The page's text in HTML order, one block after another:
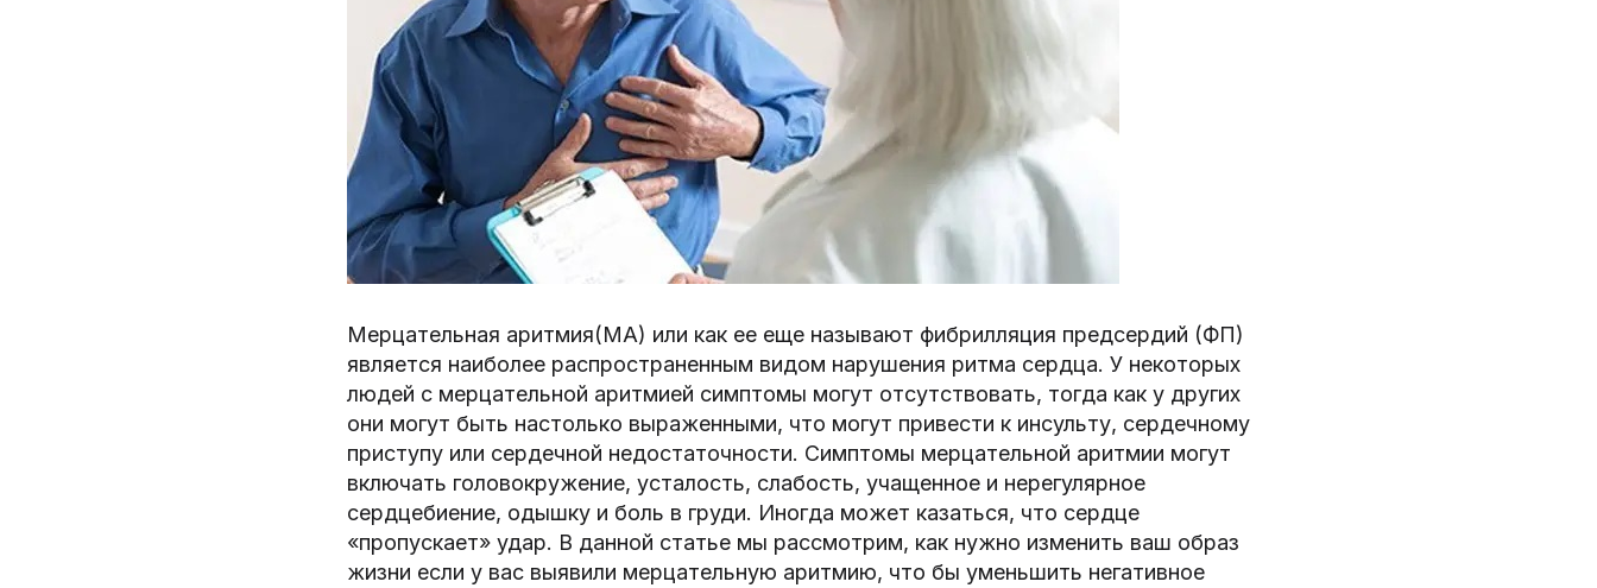
Мерцательная аритмия(МА) или как ее еще называют фибрилляция предсердий (ФП)
является наиболее распространенным видом нарушения ритма сердца. У некоторых
людей с мерцательной аритмией симптомы могут отсутствовать, тогда как у других
они могут быть настолько выраженными, что могут привести к инсульту, сердечному
приступу или сердечной недостаточности. Симптомы мерцательной аритмии могут
включать головокружение, усталость, слабость, учащенное и нерегулярное
сердцебиение, одышку и боль в груди. Иногда может казаться, что сердце
«пропускает» удар. В данной статье мы рассмотрим, как нужно изменить ваш образ
жизни если у вас выявили мерцательную аритмию, что бы уменьшить негативное